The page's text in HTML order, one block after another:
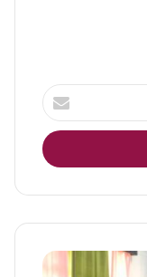
Enter
your
Email
address